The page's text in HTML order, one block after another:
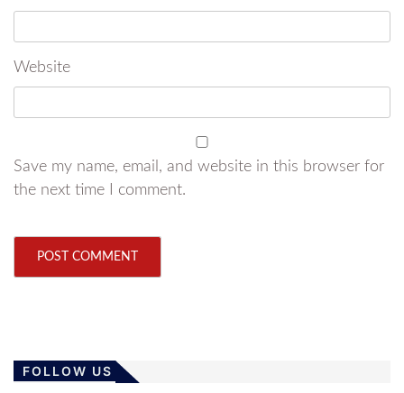
Website
Save my name, email, and website in this browser for
the next time I comment.
FOLLOW US